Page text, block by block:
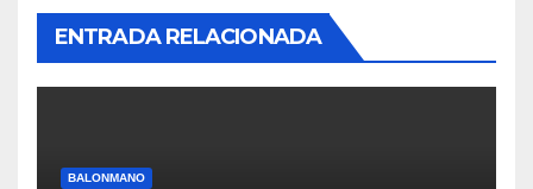
ENTRADA RELACIONADA
BALONMANO